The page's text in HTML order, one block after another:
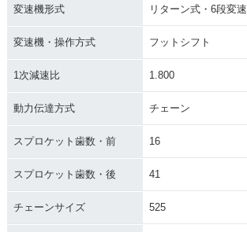
変速機形式 リターン式・6段変速
変速機・操作方式 フットシフト
1次減速比 1.800
動力伝達方式 チェーン
スプロケット歯数・前 16
スプロケット歯数・後 41
チェーンサイズ 525